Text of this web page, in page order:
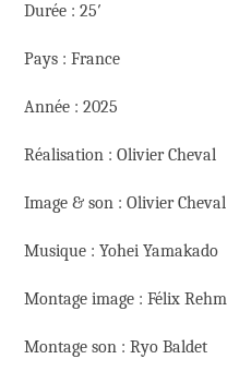
Durée : 25′
Pays : France
Année : 2025
Réalisation : Olivier Cheval
Image & son : Olivier Cheval
Musique : Yohei Yamakado
Montage image : Félix Rehm
Montage son : Ryo Baldet